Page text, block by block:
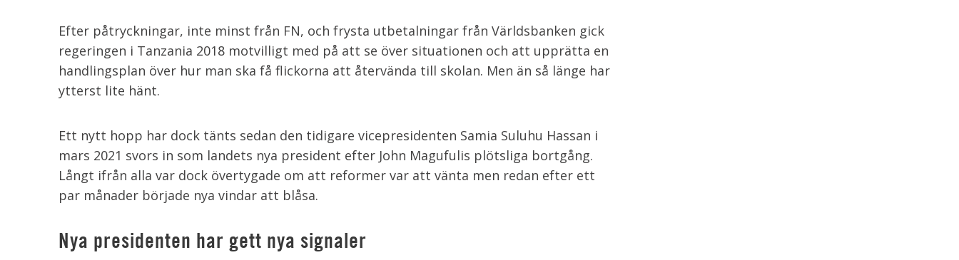
Efter påtryckningar, inte minst från FN, och frysta utbetalningar från Världsbanken gick
regeringen i Tanzania 2018 motvilligt med på att se över situationen och att upprätta en
handlingsplan över hur man ska få flickorna att återvända till skolan. Men än så länge har
ytterst lite hänt.
Ett nytt hopp har dock tänts sedan den tidigare vicepresidenten Samia Suluhu Hassan i
mars 2021 svors in som landets nya president efter John Magufulis plötsliga bortgång.
Långt ifrån alla var dock övertygade om att reformer var att vänta men redan efter ett
par månader började nya vindar att blåsa.
Nya presidenten har gett nya signaler